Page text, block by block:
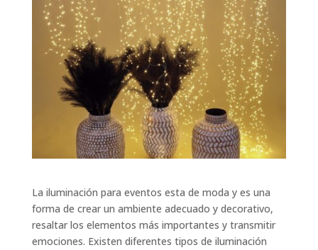
La iluminación para eventos esta de moda y es una
forma de crear un ambiente adecuado y decorativo,
resaltar los elementos más importantes y transmitir
emociones. Existen diferentes tipos de iluminación